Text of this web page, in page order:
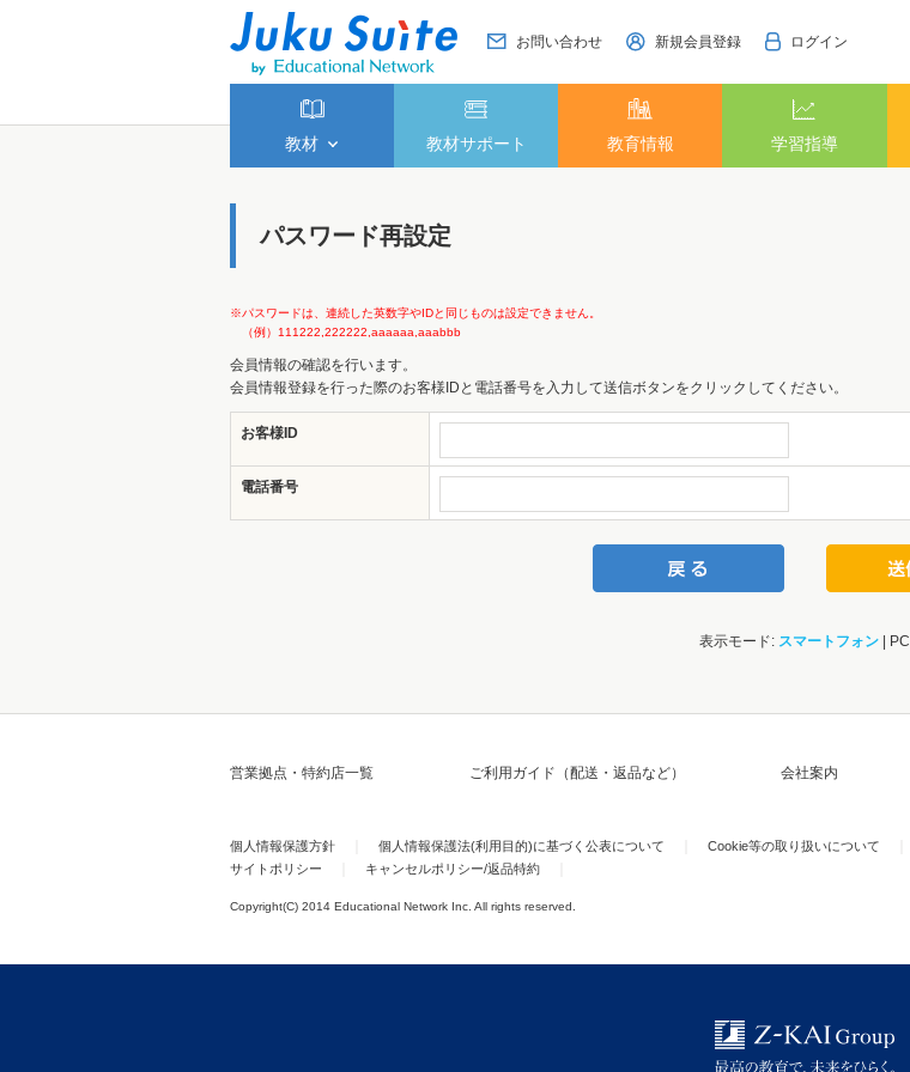
お問い合わせ 新規会員登録 ログイン
教材 教材サポート 教育情報 学習指導
パスワード再設定
※パスワードは、連続した英数字やIDと同じものは設定できません。
（例）111222,222222,aaaaaa,aaabbb
会員情報の確認を行います。
会員情報登録を行った際のお客様IDと電話番号を入力して送信ボタンをクリックしてください。
お客様ID
電話番号
表示モード: スマートフォン | PC
営業拠点・特約店一覧 ご利用ガイド（配送・返品など） 会社案内
個人情報保護方針 個人情報保護法(利用目的)に基づく公表について Cookie等の取り扱いについて
サイトポリシー
キャンセルポリシー/返品特約
Copyright(C) 2014 Educational Network Inc. All rights reserved.